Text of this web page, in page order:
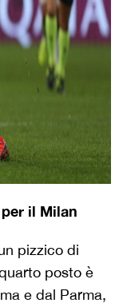
il Milan
pizzico di
posto è
e dal Parma,